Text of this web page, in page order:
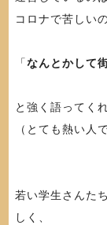
コロナで苦しい
「なんとかして
と強く語ってく
（とても熱い人
若い学生さんた
しく、